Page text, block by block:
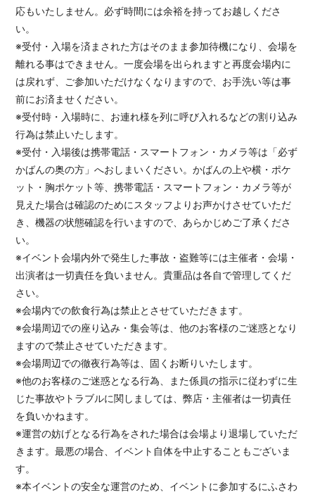
応もいたしません。必ず時間には余裕を持ってお越しくださ
い。
※受付・入場を済まされた方はそのまま参加待機になり、会場を
離れる事はできません。一度会場を出られますと再度会場内に
は戻れず、ご参加いただけなくなりますので、お手洗い等は事
前にお済ませください。
※受付時・入場時に、お連れ様を列に呼び入れるなどの割り込み
行為は禁止いたします。
※受付・入場後は携帯電話・スマートフォン・カメラ等は「必ず
かばんの奥の方」へおしまいください。かばんの上や横・ポケ
ット・胸ポケット等、携帯電話・スマートフォン・カメラ等が
見えた場合は確認のためにスタッフよりお声かけさせていただ
き、機器の状態確認を行いますので、あらかじめご了承くださ
い。
※イベント会場内外で発生した事故・盗難等には主催者・会場・
出演者は一切責任を負いません。貴重品は各自で管理してくだ
さい。
※会場内での飲食行為は禁止とさせていただきます。
※会場周辺での座り込み・集会等は、他のお客様のご迷惑となり
ますので禁止させていただきます。
※会場周辺での徹夜行為等は、固くお断りいたします。
※他のお客様のご迷惑となる行為、また係員の指示に従わずに生
じた事故やトラブルに関しましては、弊店・主催者は一切責任
を負いかねます。
※運営の妨げとなる行為をされた場合は会場より退場していただ
きます。最悪の場合、イベント自体を中止することもございま
す。
※本イベントの安全な運営のため、イベントに参加するにふさわ